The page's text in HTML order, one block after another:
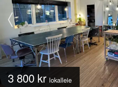
3 800 kr lokalleie